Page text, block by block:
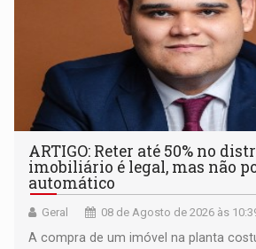
ARTIGO: Reter até 50% no
imobiliário é legal, mas não
automático
Geral 08 de Agosto de 2026 às
A compra de um imóvel na planta